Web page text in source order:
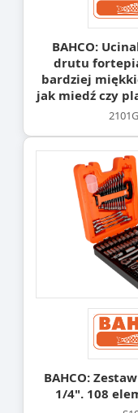
BAHCO:
drutu
bardziej
jak miedź czy
BAHCO:
1/4". 108